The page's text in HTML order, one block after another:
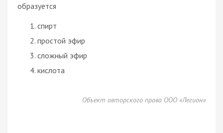
образуется
спирт
простой эфир
сложный эфир
кислота
Объект авторского права ООО «Легион»